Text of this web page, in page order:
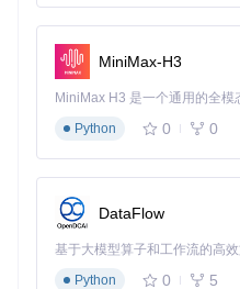
常常会引发新的问题，就像
个。系统更新更是让人提心
心构建的配置。
创新工具的突破性价值
OpCore Simplify就像给黑苹
统"，将原本需要专业知识的
式操作。它的三大核心引擎
硬件兼容性扫描仪：让不兼容
MiniMax-H3
Python
0 0
DataFlow
基于大模型算子和工作流的高
Python
0 5